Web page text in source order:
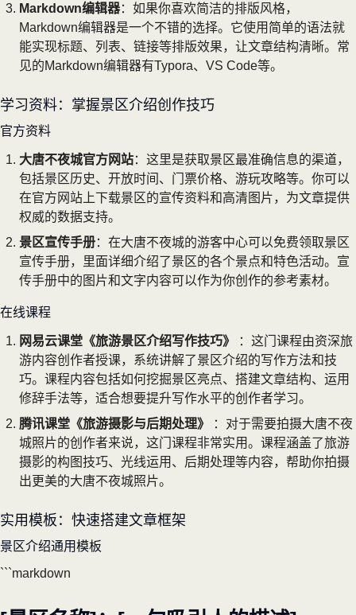
Markdown编辑器：如果你喜欢简洁的排版风格，
Markdown编辑器是一个不错的选择。它使用简单的语法就
能实现标题、列表、链接等排版效果，让文章结构清晰。常
见的Markdown编辑器有Typora、VS Code等。
学习资料：掌握景区介绍创作技巧
官方资料
大唐不夜城官方网站：这里是获取景区最准确信息的渠道，
包括景区历史、开放时间、门票价格、游玩攻略等。你可以
在官方网站上下载景区的宣传资料和高清图片，为文章提供
权威的数据支持。
景区宣传手册：在大唐不夜城的游客中心可以免费领取景区
宣传手册，里面详细介绍了景区的各个景点和特色活动。宣
传手册中的图片和文字内容可以作为你创作的参考素材。
在线课程
网易云课堂《旅游景区介绍写作技巧》
：这门课程由资深旅
游内容创作者授课，系统讲解了景区介绍的写作方法和技
巧。课程内容包括如何挖掘景区亮点、搭建文章结构、运用
修辞手法等，适合想要提升写作水平的创作者学习。
腾讯课堂《旅游摄影与后期处理》
：对于需要拍摄大唐不夜
城照片的创作者来说，这门课程非常实用。课程涵盖了旅游
摄影的构图技巧、光线运用、后期处理等内容，帮助你拍摄
出更美的大唐不夜城照片。
实用模板：快速搭建文章框架
景区介绍通用模板
```markdown